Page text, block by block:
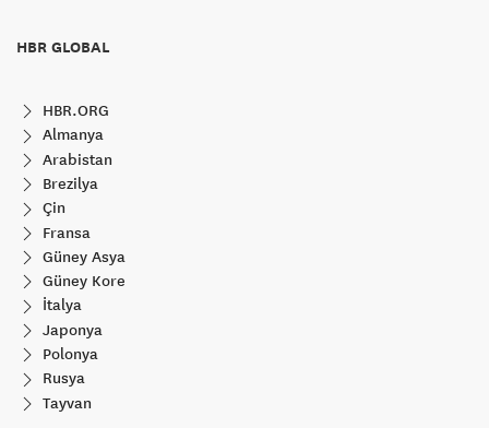
HBR GLOBAL
HBR.ORG
Almanya
Arabistan
Brezilya
Çin
Fransa
Güney Asya
Güney Kore
İtalya
Japonya
Polonya
Rusya
Tayvan